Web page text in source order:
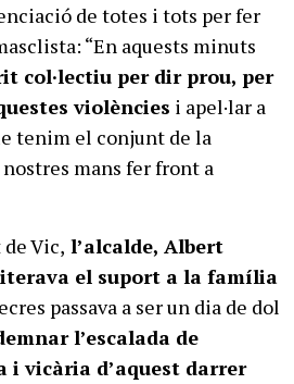
de totes i tots per fer
“En aquests minuts
col·lectiu per dir prou, per
violències i apel·lar a
tenim el conjunt de la
nostres mans fer front a
Vic, l’alcalde, Albert
el suport a la família
passava a ser un dia de dol
l’escalada de
i vicària d’aquest darrer